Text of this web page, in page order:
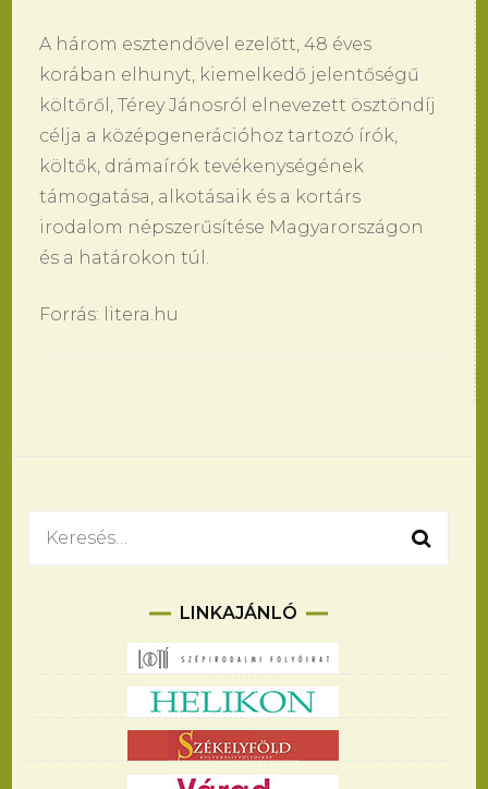
A három esztendővel ezelőtt, 48 éves
korában elhunyt, kiemelkedő jelentőségű
költőről, Térey Jánosról elnevezett ösztöndíj
célja a középgenerációhoz tartozó írók,
költők, drámaírók tevékenységének
támogatása, alkotásaik és a kortárs
irodalom népszerűsítése Magyarországon
és a határokon túl.
Forrás: litera.hu
Keresés:
LINKAJÁNLÓ